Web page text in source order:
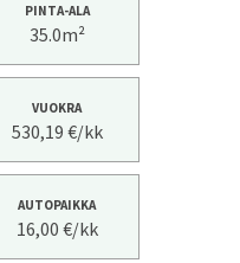
PINTA-ALA
35.0m²
VUOKRA
530,19 €/kk
AUTOPAIKKA
16,00 €/kk